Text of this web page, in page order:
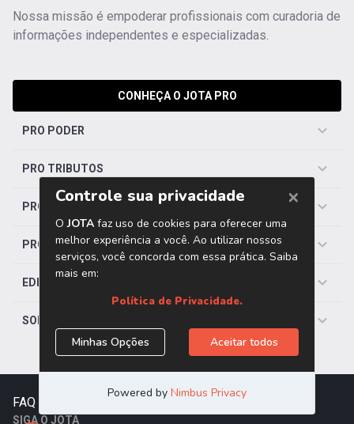
Nossa missão é empoderar profissionais com curadoria de
informações independentes e especializadas.
CONHEÇA O JOTA PRO
PRO PODER
PRO TRIBUTOS
PRO TRABALHISTA
PRO SAÚDE
EDITORIAS
SOBRE O JOTA
FAQ Trabalhe Conosco
SIGA O JOTA